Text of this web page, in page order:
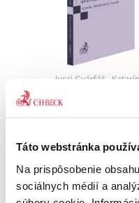
Táto webstránka
Na prispôsobenie
sociálnych médií a
Juraj Gyárfáš,
19,00 €
čitateľom prvého
aspektami M&A
označovaných v
akvizície, pri